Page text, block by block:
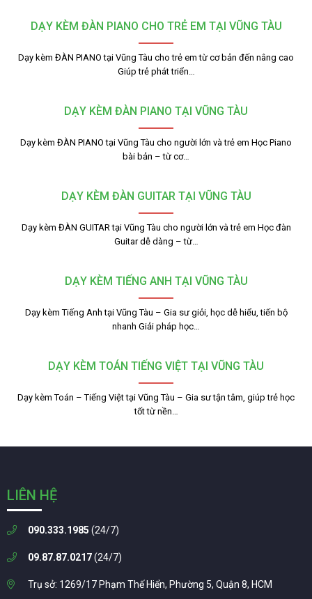
DẠY KÈM ĐÀN PIANO CHO TRẺ EM TẠI VŨNG TÀU
Dạy kèm ĐÀN PIANO tại Vũng Tàu cho trẻ em từ cơ bản đến nâng cao
Giúp trẻ phát triển…
DẠY KÈM ĐÀN PIANO TẠI VŨNG TÀU
Dạy kèm ĐÀN PIANO tại Vũng Tàu cho người lớn và trẻ em Học Piano
bài bản – từ cơ…
DẠY KÈM ĐÀN GUITAR TẠI VŨNG TÀU
Dạy kèm ĐÀN GUITAR tại Vũng Tàu cho người lớn và trẻ em Học đàn
Guitar dễ dàng – từ…
DẠY KÈM TIẾNG ANH TẠI VŨNG TÀU
Dạy kèm Tiếng Anh tại Vũng Tàu – Gia sư giỏi, học dễ hiểu, tiến bộ
nhanh Giải pháp học…
DẠY KÈM TOÁN TIẾNG VIỆT TẠI VŨNG TÀU
Dạy kèm Toán – Tiếng Việt tại Vũng Tàu – Gia sư tận tâm, giúp trẻ học
tốt từ nền…
LIÊN HỆ
090.333.1985 (24/7)
09.87.87.0217(24/7)
Trụ sở: 1269/17 Phạm Thế Hiển, Phường 5, Quận 8, HCM